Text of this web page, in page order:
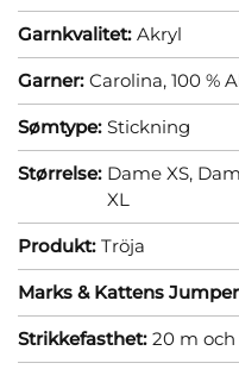
Garnkvalitet: Akryl
Garner: Carolina, 100 %
Sømtype: Stickning
Størrelse: Dame XS,
XL
Produkt: Tröja
Marks & Kattens
Strikkefasthet: 20 m och